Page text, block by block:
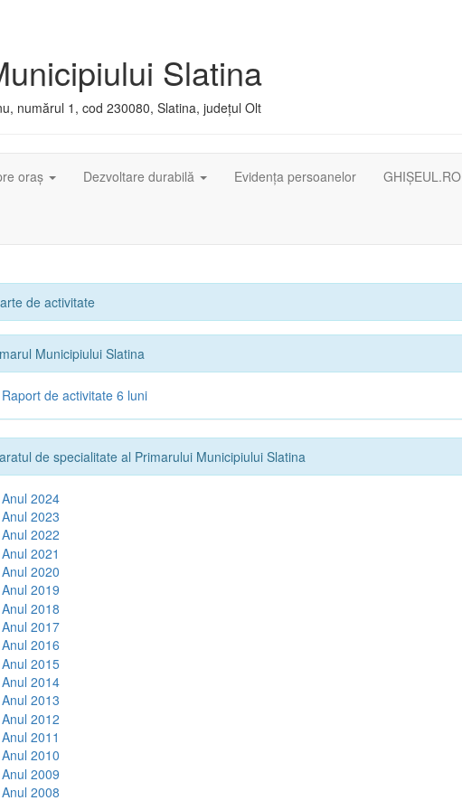
Slatina
numărul 1, cod 230080, Slatina, județul Olt
oraș Dezvoltare durabilă Evidența persoanelor GHIȘEUL.RO
de activitate
Municipiului Slatina
Raport de activitate 6 luni
de specialitate al Primarului Municipiului Slatina
Anul 2024
Anul 2023
Anul 2022
Anul 2021
Anul 2020
Anul 2019
Anul 2018
Anul 2017
Anul 2016
Anul 2015
Anul 2014
Anul 2013
Anul 2012
Anul 2011
Anul 2010
Anul 2009
Anul 2008